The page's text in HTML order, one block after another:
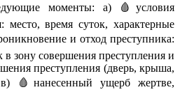
моменты: а) 🩸условия
место, время суток, характерные
и отход преступника:
зону совершения преступления и
преступления (дверь, крыша,
🩸нанесенный ущерб жертве,